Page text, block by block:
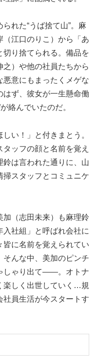
れた“うば捨て山”。麻
江口のりこ）から「あ
切り捨てられる。備品を
）や他の社員たちから
悪意にもまったくメゲな
はず、彼女が一生懸命働
絡んでいたのだ。
い！」と付きまとう。
ッフの顔と名前を覚え
鈴は言われた通りに、山
スタッフとコミュニケ
加（志田未来）も麻理鈴
社組」と呼ばれ会社に
に名前を覚えられてい
そんな中、美加のピンチ
しゃり出て――。オトナ
楽しく出世していく…規
員生活が今スタートす